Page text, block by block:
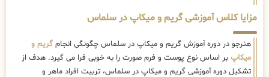
مزایا کلاس آموزشی گریم و میکاپ در سلماس
هنرجو در دوره آموزش گریم و میکاپ در سلماس چگونگی انجام گریم و
میکاپ بر اساس نوع پوست و فرم صورت را به خوبی فرا می گیرد. هدف از
تشکیل دوره آموزشی گریم و میکاپ در سلماس، تربیت افراد ماهر و